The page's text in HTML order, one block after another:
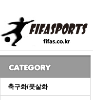
축구화/풋살화